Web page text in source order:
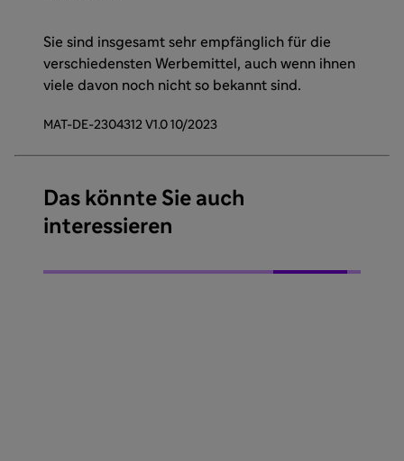
Sie sind insgesamt sehr empfänglich für die
verschiedensten Werbemittel, auch wenn ihnen
viele davon noch nicht so bekannt sind.
MAT-DE-2304312 V1.0 10/2023
Das könnte Sie auch
interessieren